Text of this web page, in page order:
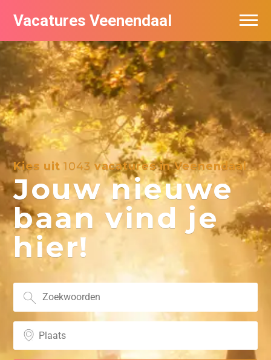
Vacatures Veenendaal
Kies uit1043 vacatures in Veenendaal
Jouw nieuwe
baan vind je
hier!
Vacatures per bedrijf in Veendaal